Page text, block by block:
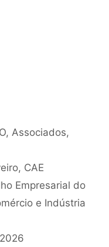
, Associados,
, CAE
Empresarial do
e Indústria